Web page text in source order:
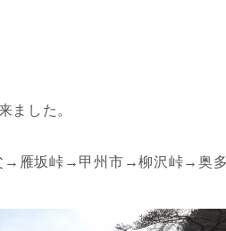
ました。
雁坂峠→甲州市→柳沢峠→奥